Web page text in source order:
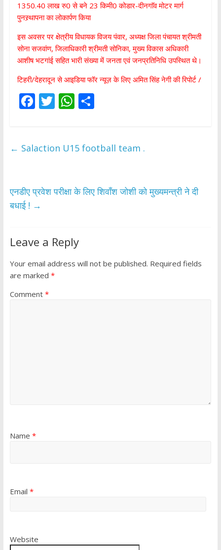
1350.40 लाख रु0 से बने 23 किमी0 कोडार-दीनगाॅव मोटर मार्ग
पुनस्र्थापना का लोकार्पण किया
इस अवसर पर क्षेत्रीय विधायक विजय पंवार, अध्यक्ष जिला पंचायत श्रीमती
सोना सजवांण, जिलाधिकारी श्रीमती सोनिका, मुख्य विकास अधिकारी
आशीष भटगांई सहित भारी संख्या में जनता एवं जनप्रतिनिधि उपस्थित थे।
टिहरी/देहरादून से आइडिया फॉर न्यूज़ के लिए अमित सिंह नेगी की रिपोर्ट /
F
b
k
T
er
W
s
p
S
e
← Salaction U15 football team .
एनडीए प्रवेश परीक्षा के लिए शिवाँश जोशी को मुख्यमन्त्री ने दी
बधाई ! →
Leave a Reply
Your email address will not be published. Required fields
are marked *
Comment *
Name *
Email *
Website